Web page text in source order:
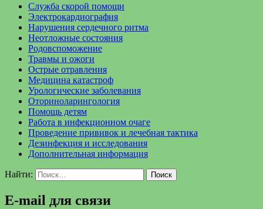
Служба скорой помощи
Электрокардиография
Нарушения сердечного ритма
Неотложные состояния
Родовспоможение
Травмы и ожоги
Острые отравления
Медицина катастроф
Урологические заболевания
Оториноларингология
Помощь детям
Работа в инфекционном очаге
Проведение прививок и лечебная тактика
Дезинфекция и исследования
Дополнительная информация
Найти:
E-mail для связи